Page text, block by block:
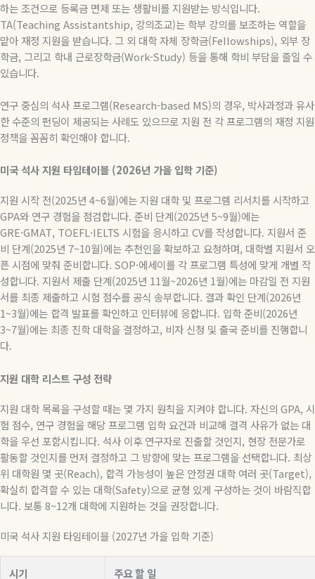
하는조건으로 등록금 면제 또는 생활비를지원받는 방식입니다.
TA(Teaching Assistantship, 강의조교)는 학부 강의를보조하는 역할을
맡아 재정 지원을 받습니다. 그 외 대학자체 장학금(Fellowships), 외부 장
학금, 그리고 학내 근로장학금(Work-Study) 등을통해 학비 부담을줄일 수
있습니다.
연구 중심의 석사 프로그램(Research-based MS)의 경우, 박사과정과 유사
한 수준의 펀딩이 제공되는 사례도 있으므로 지원 전 각 프로그램의 재정 지원
정책을 꼼꼼히 확인해야 합니다.
미국 석사지원 타임테이블 (2026년 가을 입학 기준)
지원 시작 전(2025년 4~6월)에는 지원 대학 및 프로그램 리서치를 시작하고
GPA와 연구 경험을 점검합니다. 준비 단계(2025년 5~9월)에는
GRE·GMAT, TOEFL·IELTS 시험을 응시하고 CV를 작성합니다. 지원서 준
비 단계(2025년 7~10월)에는 추천인을 확보하고 요청하며, 대학별 지원서 오
픈 시점에 맞춰 준비합니다. SOP·에세이를 각 프로그램 특성에 맞게 개별 작
성합니다. 지원서 제출 단계(2025년 11월~2026년 1월)에는 마감일 전 지원
서를 최종 제출하고 시험 점수를 공식 송부합니다. 결과 확인 단계(2026년
1~3월)에는 합격 발표를 확인하고 인터뷰에 응합니다. 입학 준비(2026년
3~7월)에는 최종 진학 대학을 결정하고, 비자 신청 및 출국 준비를 진행합니
다.
지원 대학 리스트 구성전략
지원 대학 목록을 구성할 때는 몇 가지 원칙을 지켜야 합니다. 자신의 GPA, 시
험 점수, 연구 경험을 해당 프로그램 입학 요건과 비교해 결격 사유가 없는 대
학을 우선 포함시킵니다. 석사 이후 연구자로 진출할 것인지, 현장 전문가로
활동할 것인지를 먼저 결정하고 그 방향에 맞는 프로그램을 선택합니다. 최상
위 대학원 몇 곳(Reach), 합격 가능성이 높은 안정권 대학 여러 곳(Target),
확실히 합격할 수 있는 대학(Safety)으로 균형 있게 구성하는 것이 바람직합
니다. 보통8~12개 대학에 지원하는 것을 권장합니다.
미국 석사 지원 타임테이블 (2027년 가을 입학 기준)
시기 주요 할 일